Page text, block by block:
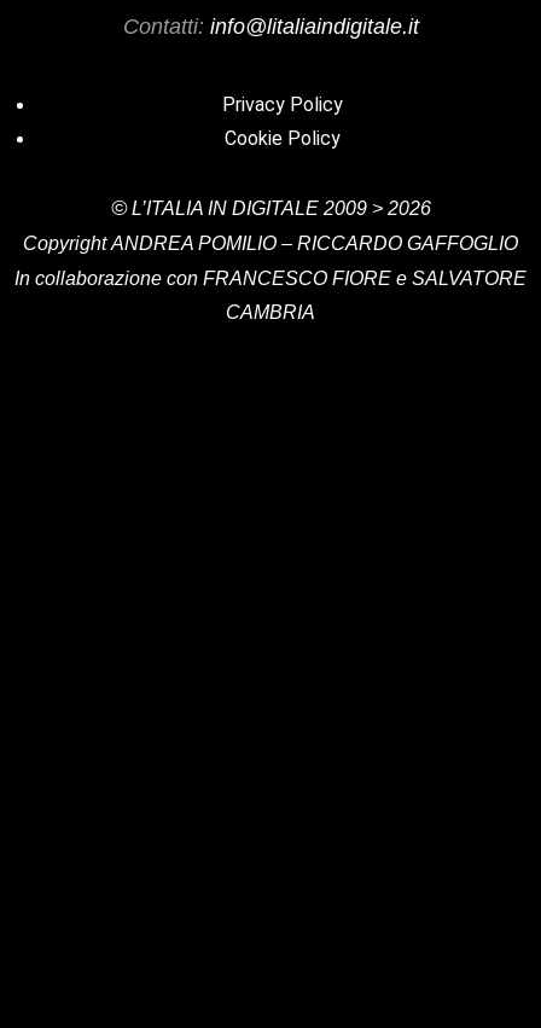
Contatti: info@litaliaindigitale.it
Privacy Policy
Cookie Policy
© L’ITALIA IN DIGITALE2009 > 2026
CopyrightANDREA POMILIO – RICCARDO GAFFOGLIO
In collaborazione con FRANCESCO FIORE e SALVATORE
CAMBRIA